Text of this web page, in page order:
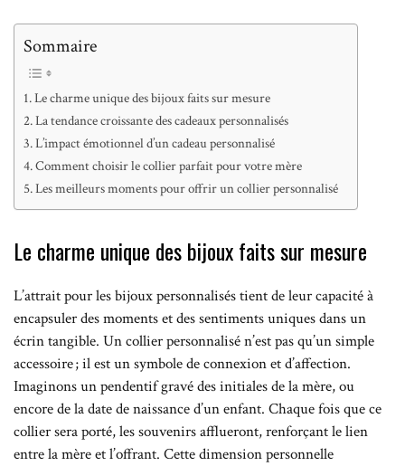
Sommaire
Le charme unique des bijoux faits sur mesure
La tendance croissante des cadeaux personnalisés
L’impact émotionnel d’un cadeau personnalisé
Comment choisir le collier parfait pour votre mère
Les meilleurs moments pour offrir un collier personnalisé
Le charme unique des bijoux faits sur mesure
L’attrait pour les bijoux personnalisés tient de leur capacité à
encapsuler des moments et des sentiments uniques dans un
écrin tangible. Un collier personnalisé n’est pas qu’un simple
accessoire ; il est un symbole de connexion et d’affection.
Imaginons un pendentif gravé des initiales de la mère, ou
encore de la date de naissance d’un enfant. Chaque fois que ce
collier sera porté, les souvenirs afflueront, renforçant le lien
entre la mère et l’offrant. Cette dimension personnelle